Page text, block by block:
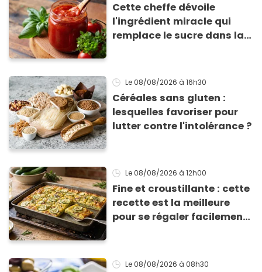
Cette cheffe dévoile
l'ingrédient miracle qui
remplace le sucre dans la
Le 08/08/2026 à 16h30
Céréales sans gluten :
lesquelles favoriser pour
lutter contre l'intolérance ?
Le 08/08/2026 à 12h00
Fine et croustillante : cette
recette est la meilleure
pour se régaler facilement
Le 08/08/2026 à 08h30